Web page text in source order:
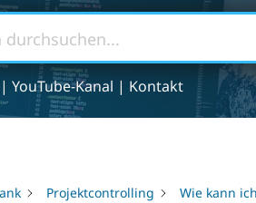
| YouTube-Kanal | Kontakt
Projektcontrolling
Wie kann ich